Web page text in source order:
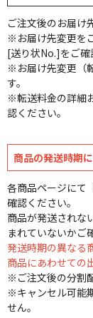
ご注文後のお届け
※お届け先変更を
[送り状No.]をご確
※お届け先変更（
す。
※転送料金の詳細
認ください。
商品の発送時期
各商品ページにて
確認ください。
商品が発送されな
まれていないかご
発送時期の異なる
商品にあわせての
※ご注文後の分割
※キャンセル可能
せん。